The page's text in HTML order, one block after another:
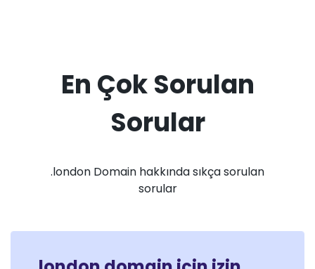
En Çok Sorulan
Sorular
.london Domain hakkında sıkça sorulan
sorular